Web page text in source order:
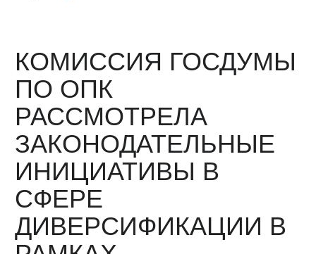
КОМИССИЯ ГОСДУМЫ
ПО ОПК
РАССМОТРЕЛА
ЗАКОНОДАТЕЛЬНЫЕ
ИНИЦИАТИВЫ В
СФЕРЕ
ДИВЕРСИФИКАЦИИ В